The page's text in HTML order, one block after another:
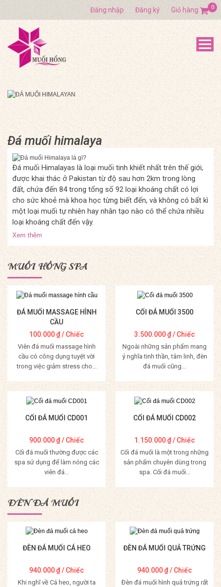
Đăng nhập Đăng ký Giỏ hàng 0
Đá muối himalaya
Đá muối Himalayas là loại muối tinh khiết nhất trên thế giới,
được khai thác ở Pakistan từ độ sau hơn 2km trong lòng
đất, chứa đến 84 trong tổng số 92 loại khoáng chất có lợi
cho sức khoẻ mà khoa học từng biết đến, và không có bất kì
một loại muối tự nhiên hay nhân tạo nào có thể chứa nhiều
loại khoáng chất đến vậy.
Xem thêm
MUỐI HỒNG SPA
ĐÁ MUỐI MASSAGE HÌNH
CẦU
100.000₫/ Chiếc
Viên đá muối massage hình
cầu có công dụng tuyệt vời
trong việc giảm stress cho...
Mua Hàng
CỐI ĐÁ MUỐI 3500
3.500.000₫/ Chiếc
Ngoài những sản phẩm mang
ý nghĩa tinh thần, tâm linh, đèn
đá muối cũng...
Mua Hàng
CỐI ĐÁ MUỐI CD001
900.000₫/ Chiếc
Cối đá muối thường được các
spa sử dụng để làm nóng các
viên đá...
Mua Hàng
CỐI ĐÁ MUỐI CD002
1.150.000₫/ Chiếc
Cối đá muối là một trong những
sản phẩm chuyên dùng trong
spa. Cối đá muối...
Mua Hàng
ĐÈN ĐÁ MUỐI
ĐÈN ĐÁ MUỐI CÁ HEO
940.000₫/ Chiếc
Khi nghĩ về Cá heo, người ta
ĐÈN ĐÁ MUỐI QUẢ TRỨNG
940.000₫/ Chiếc
Đèn đá muối hình quả trứng rất